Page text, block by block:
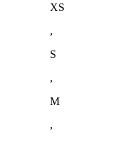
XS
,
S
,
M
,